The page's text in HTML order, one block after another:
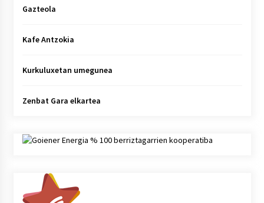
Gazteola
Kafe Antzokia
Kurkuluxetan umegunea
Zenbat Gara elkartea